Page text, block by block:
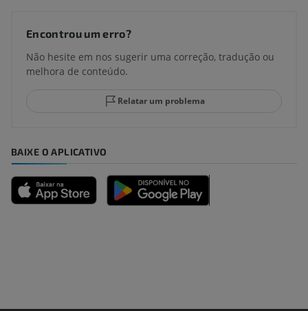
Encontrou um erro?
Não hesite em nos sugerir uma correção, tradução ou
melhora de conteúdo.
Relatar um problema
BAIXE O APLICATIVO